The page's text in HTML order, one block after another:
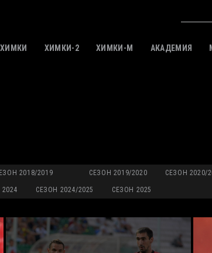
ХИМКИ ХИМКИ-2 ХИМКИ-M АКАДЕМИЯ
2018/2019 СЕЗОН 2019/2020 СЕЗОН 2020/
СЕЗОН 2024/2025 СЕЗОН 2025